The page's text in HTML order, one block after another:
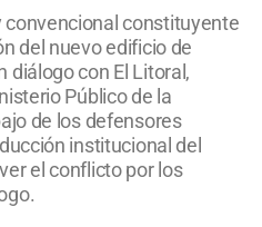
convencional constituyente
del nuevo edificio de
diálogo con El Litoral,
Público de la
de los defensores
institucional del
el conflicto por los